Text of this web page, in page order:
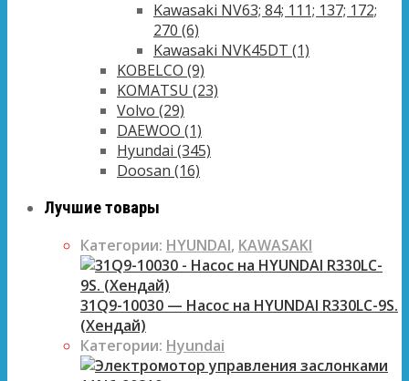
Kawasaki NV63; 84; 111; 137; 172;
270 (6)
Kawasaki NVK45DT (1)
KOBELCO (9)
KOMATSU (23)
Volvo (29)
DAEWOO (1)
Hyundai (345)
Doosan (16)
Лучшие товары
Категории: HYUNDAI, KAWASAKI
31Q9-10030 — Насос на HYUNDAI R330LC-9S.
(Хендай)
Категории: Hyundai